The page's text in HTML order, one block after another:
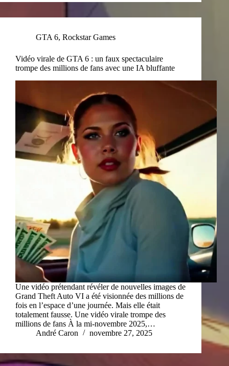
GTA 6, Rockstar Games
Vidéo virale de GTA 6 : un faux spectaculaire
trompe des millions de fans avec une IA bluffante
Une vidéo prétendant révéler de nouvelles images de
Grand Theft Auto VI a été visionnée des millions de
fois en l’espace d’une journée. Mais elle était
totalement fausse. Une vidéo virale trompe des
millions de fans À la mi-novembre 2025,…
André Caron
novembre 27, 2025